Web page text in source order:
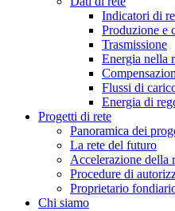
Indicatori di
Produzione e
Trasmissione
Energia nella
Flussi di
Energia di
Progetti di rete
Panoramica dei
La rete del futuro
Accelerazione della
Procedure di
Proprietario
Chi siamo